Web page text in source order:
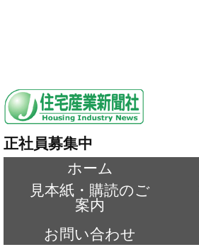
正社員募集中
ホーム
見本紙・購読のご
案内
お問い合わせ